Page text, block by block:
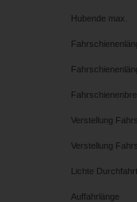
Hubende max.
Verstellung
Verstellung
Lichte Durchfahrt
Auffahrlänge